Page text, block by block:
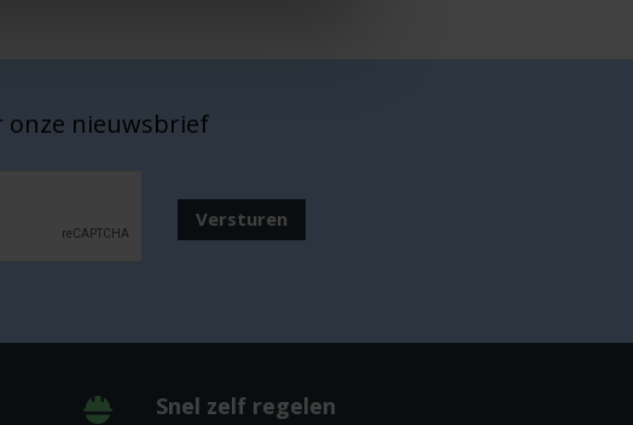
onze nieuwsbrief
Versturen
Snel zelf regelen